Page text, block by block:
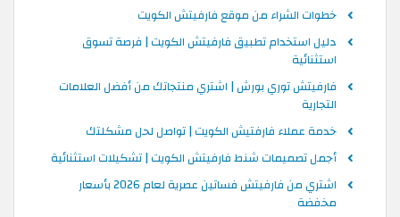
خطوات الشراء من موقع فارفيتش الكويت
دليل استخدام تطبيق فارفيتش الكويت | فرصة تسوق
استثنائية
فارفيتش توري بورش | اشتري منتجاتك من أفضل العلامات
التجارية
خدمة عملاء فارفتيش الكويت | تواصل لحل مشكلتك
أجمل تصميمات شنط فارفيتش الكويت | تشكيلات استثنائية
اشتري من فارفيتش فساتين عصرية لعام 2026 بأسعار
مخفضة